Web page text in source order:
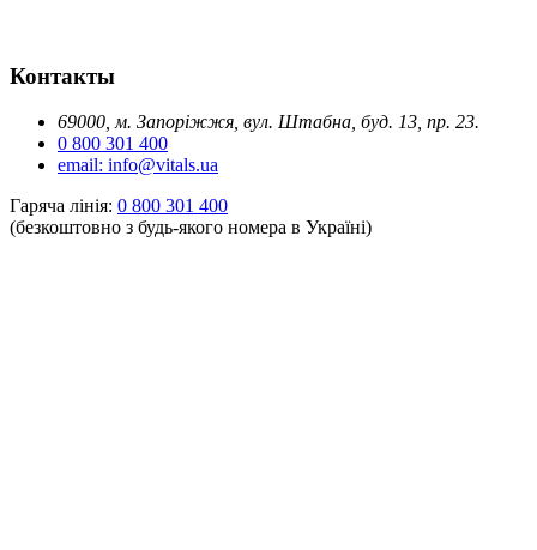
Контакты
69000, м. Запоріжжя, вул. Штабна, буд. 13, пр. 23.
0 800 301 400
email: info@vitals.ua
Гаряча лінія: 0 800 301 400
(безкоштовно з будь-якого номера в Україні)